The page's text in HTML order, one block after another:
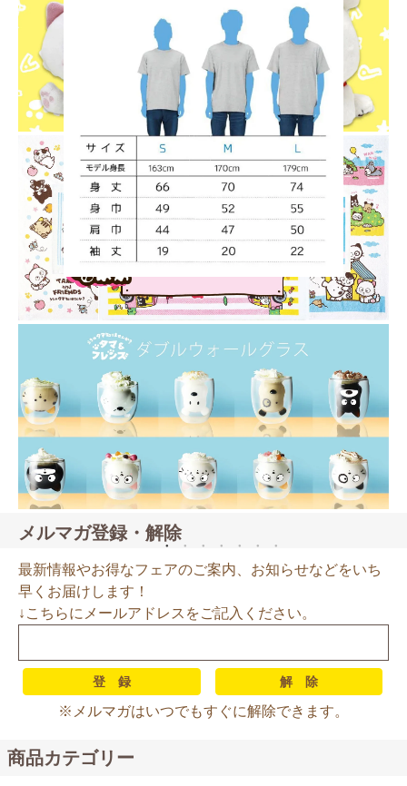
メルマガ登録・解除
最新情報やお得なフェアのご案内、お知らせなどをいち
早くお届けします！
↓こちらにメールアドレスをご記入ください。
※メルマガはいつでもすぐに解除できます。
商品カテゴリー